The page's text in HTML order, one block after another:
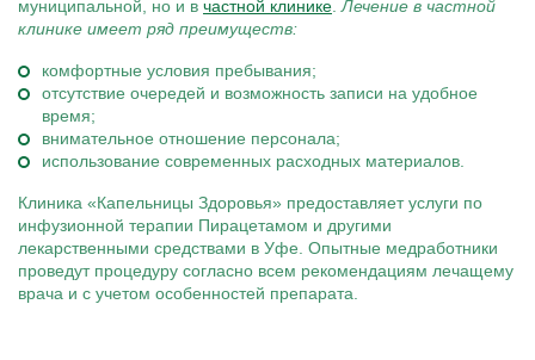
муниципальной, но и в частной клинике Лечение в частной
клинике имеет ряд преимуществ:
комфортные условия пребывания;
отсутствие очередей и возможность записи на удобное
время;
внимательное отношение персонала;
использование современных расходных материалов.
Клиника «Капельницы Здоровья» предоставляет услуги по
инфузионной терапии Пирацетамом и другими
лекарственными средствами в Уфе. Опытные медработники
проведут процедуру согласно всем рекомендациям лечащему
врача и с учетом особенностей препарата.